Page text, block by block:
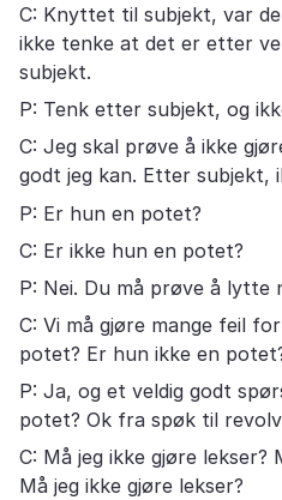
C: Knyttet til subjekt, var
ikke tenke at det er etter
subjekt.
P: Tenk etter subjekt, og
C: Jeg skal prøve å ikke
godt jeg kan. Etter subjekt,
P: Er hun en potet?
C: Er ikke hun en potet?
P: Nei. Du må prøve å lytte
C: Vi må gjøre mange feil
potet? Er hun ikke en
P: Ja, og et veldig godt
potet? Ok fra spøk til
C: Må jeg ikke gjøre lekser?
Må jeg ikke gjøre lekser?